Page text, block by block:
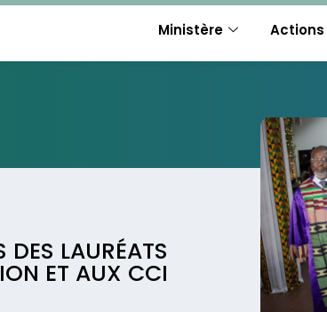
Ministère Actions
DES LAURÉATS
ET AUX CCI